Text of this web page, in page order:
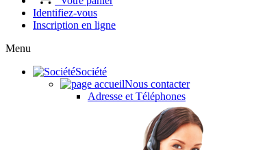
Identifiez-vous
Inscription en ligne
Menu
Société
Nous contacter
Adresse et Téléphones